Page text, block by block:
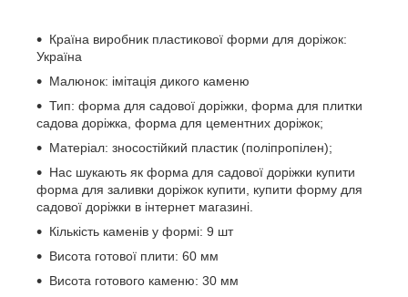
Країна виробник пластикової форми для доріжок:
Україна
Малюнок: імітація дикого каменю
Тип: форма для садової доріжки, форма для плитки
садова доріжка, форма для цементних доріжок;
Матеріал: зносостійкий пластик (поліпропілен);
Нас шукають як форма для садової доріжки купити
форма для заливки доріжок купити, купити форму для
садової доріжки в інтернет магазині.
Кількість каменів у формі: 9 шт
Висота готової плити: 60 мм
Висота готового каменю: 30 мм